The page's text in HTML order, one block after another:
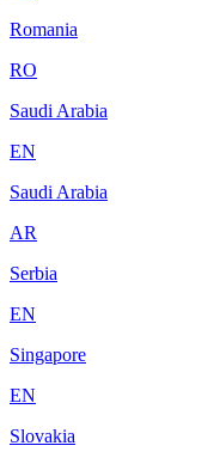
Romania
RO
Saudi Arabia
EN
Saudi Arabia
AR
Serbia
EN
Singapore
EN
Slovakia